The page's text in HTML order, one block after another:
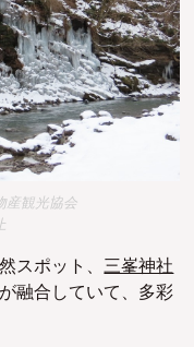
産観光協会
スポット、三峯神社
融合していて、多彩